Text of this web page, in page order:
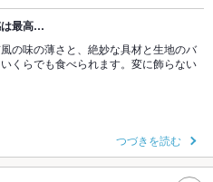
は最高…
の味の薄さと、絶妙な具材と生地のバ
くらでも食べられます。変に飾らない
つづきを読む